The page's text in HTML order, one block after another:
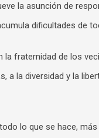
la asunción de
dificultades de
fraternidad de los
a la diversidad y la
lo que se hace,